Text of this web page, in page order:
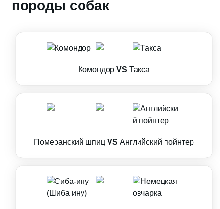
породы собак
Комондор VS Такса
Померанский шпиц VS Английский пойнтер